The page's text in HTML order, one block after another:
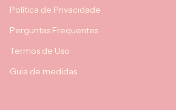
Política de Privacidade
Perguntas Frequentes
Termos de Uso
Guia de medidas